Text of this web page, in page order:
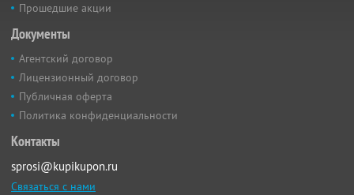
Прошедшие акции
Документы
Агентский договор
Лицензионный договор
Публичная оферта
Политика конфиденциальности
Контакты
sprosi@kupikupon.ru
Связаться с нами